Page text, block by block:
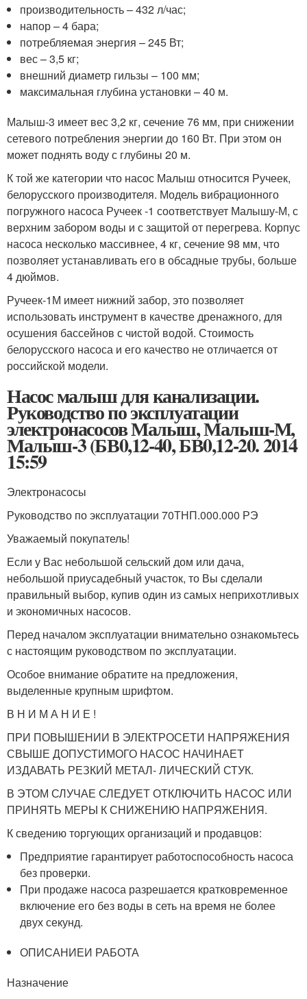
производительность – 432 л/час;
напор – 4 бара;
потребляемая энергия – 245 Вт;
вес – 3,5 кг;
внешний диаметр гильзы – 100 мм;
максимальная глубина установки – 40 м.
Малыш-3 имеет вес 3,2 кг, сечение 76 мм, при снижении
сетевого потребления энергии до 160 Вт. При этом он
может поднять воду с глубины 20 м.
К той же категории что насос Малыш относится Ручеек,
белорусского производителя. Модель вибрационного
погружного насоса Ручеек -1 соответствует Малышу-М, с
верхним забором воды и с защитой от перегрева. Корпус
насоса несколько массивнее, 4 кг, сечение 98 мм, что
позволяет устанавливать его в обсадные трубы, больше
4 дюймов.
Ручеек-1М имеет нижний забор, это позволяет
использовать инструмент в качестве дренажного, для
осушения бассейнов с чистой водой. Стоимость
белорусского насоса и его качество не отличается от
российской модели.
Насос малыш для канализации.
Руководство по эксплуатации
электронасосов Малыш, Малыш-М,
Малыш-3 (БВ0,12-40, БВ0,12-20. 2014
15:59
Электронасосы
Руководство по эксплуатации 70ТНП.000.000 РЭ
Уважаемый покупатель!
Если у Вас небольшой сельский дом или дача,
небольшой приусадебный участок, то Вы сделали
правильный выбор, купив один из самых неприхотливых
и экономичных насосов.
Перед началом эксплуатации внимательно ознакомьтесь
с настоящим руководством по эксплуатации.
Особое внимание обратите на предложения,
выделенные крупным шрифтом.
В Н И М А Н И Е !
ПРИ ПОВЫШЕНИИ В ЭЛЕКТРОСЕТИ НАПРЯЖЕНИЯ
СВЫШЕ ДОПУСТИМОГО НАСОС НАЧИНАЕТ
ИЗДАВАТЬ РЕЗКИЙ МЕТАЛ- ЛИЧЕСКИЙ СТУК.
В ЭТОМ СЛУЧАЕ СЛЕДУЕТ ОТКЛЮЧИТЬ НАСОС ИЛИ
ПРИНЯТЬ МЕРЫ К СНИЖЕНИЮ НАПРЯЖЕНИЯ.
К сведению торгующих организаций и продавцов:
Предприятие гарантирует работоспособность насоса
без проверки.
При продаже насоса разрешается кратковременное
включение его без воды в сеть на время не более
двух секунд.
ОПИСАНИЕИ РАБОТА
Назначение